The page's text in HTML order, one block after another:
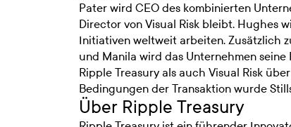
Pater wird CEO des kombinierten
Director von Visual Risk bleibt. Hughes
Initiativen weltweit arbeiten. Zusätzlich
und Manila wird das Unternehmen
Ripple Treasury als auch Visual Risk
Bedingungen der Transaktion wurde
Über Ripple Treasury